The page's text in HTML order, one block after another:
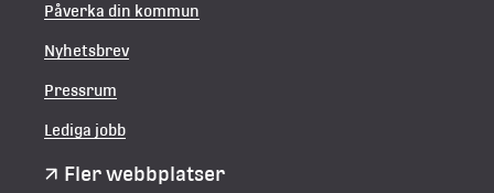
Påverka din kommun
Nyhetsbrev
Pressrum
Lediga jobb
Fler webbplatser